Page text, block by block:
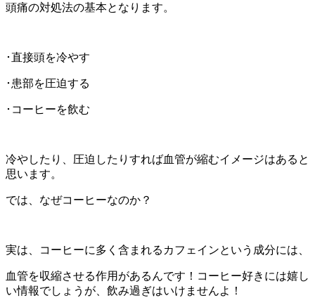
頭痛の対処法の基本となります。
･直接頭を冷やす
･患部を圧迫する
･コーヒーを飲む
冷やしたり、圧迫したりすれば血管が縮むイメージはあると
思います。
では、なぜコーヒーなのか？
実は、コーヒーに多く含まれるカフェインという成分には、
血管を収縮させる作用があるんです！コーヒー好きには嬉し
い情報でしょうが、飲み過ぎはいけませんよ！